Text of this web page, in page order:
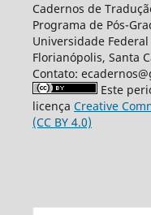
Cadernos de
Programa de Pós-
Universidade
Florianópolis, Santa
Contato:
Este
licença Creative
(CC BY 4.0)